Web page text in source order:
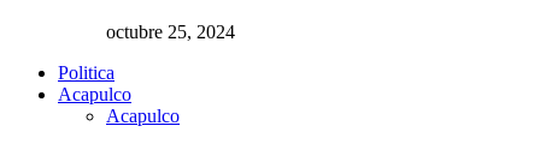
octubre 25, 2024
Politica
Acapulco
Acapulco